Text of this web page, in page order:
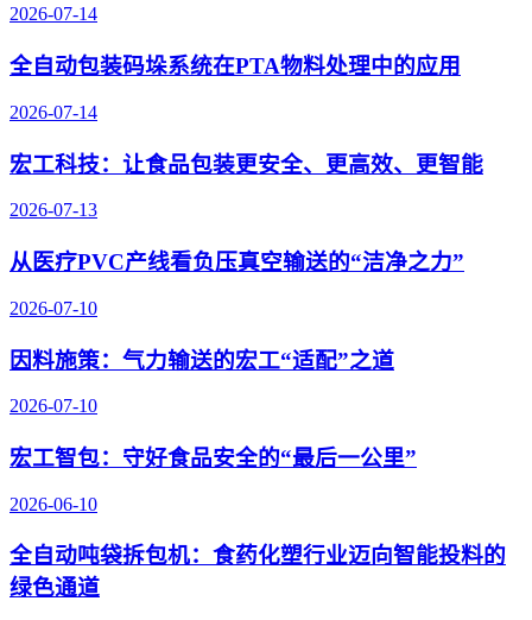
2026-07-14
全自动包装码垛系统在PTA物料处理中的应用
2026-07-14
宏工科技：让食品包装更安全、更高效、更智能
2026-07-13
从医疗PVC产线看负压真空输送的“洁净之力”
2026-07-10
因料施策：气力输送的宏工“适配”之道
2026-07-10
宏工智包：守好食品安全的“最后一公里”
2026-06-10
全自动吨袋拆包机：食药化塑行业迈向智能投料的
绿色通道